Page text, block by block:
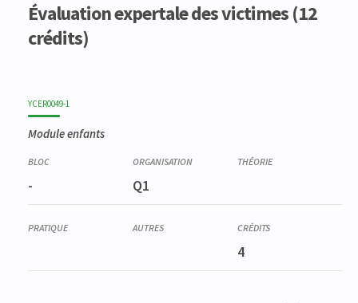
Évaluation expertale des victimes (12
crédits)
YCER0049-1
Module enfants
- Q1
4